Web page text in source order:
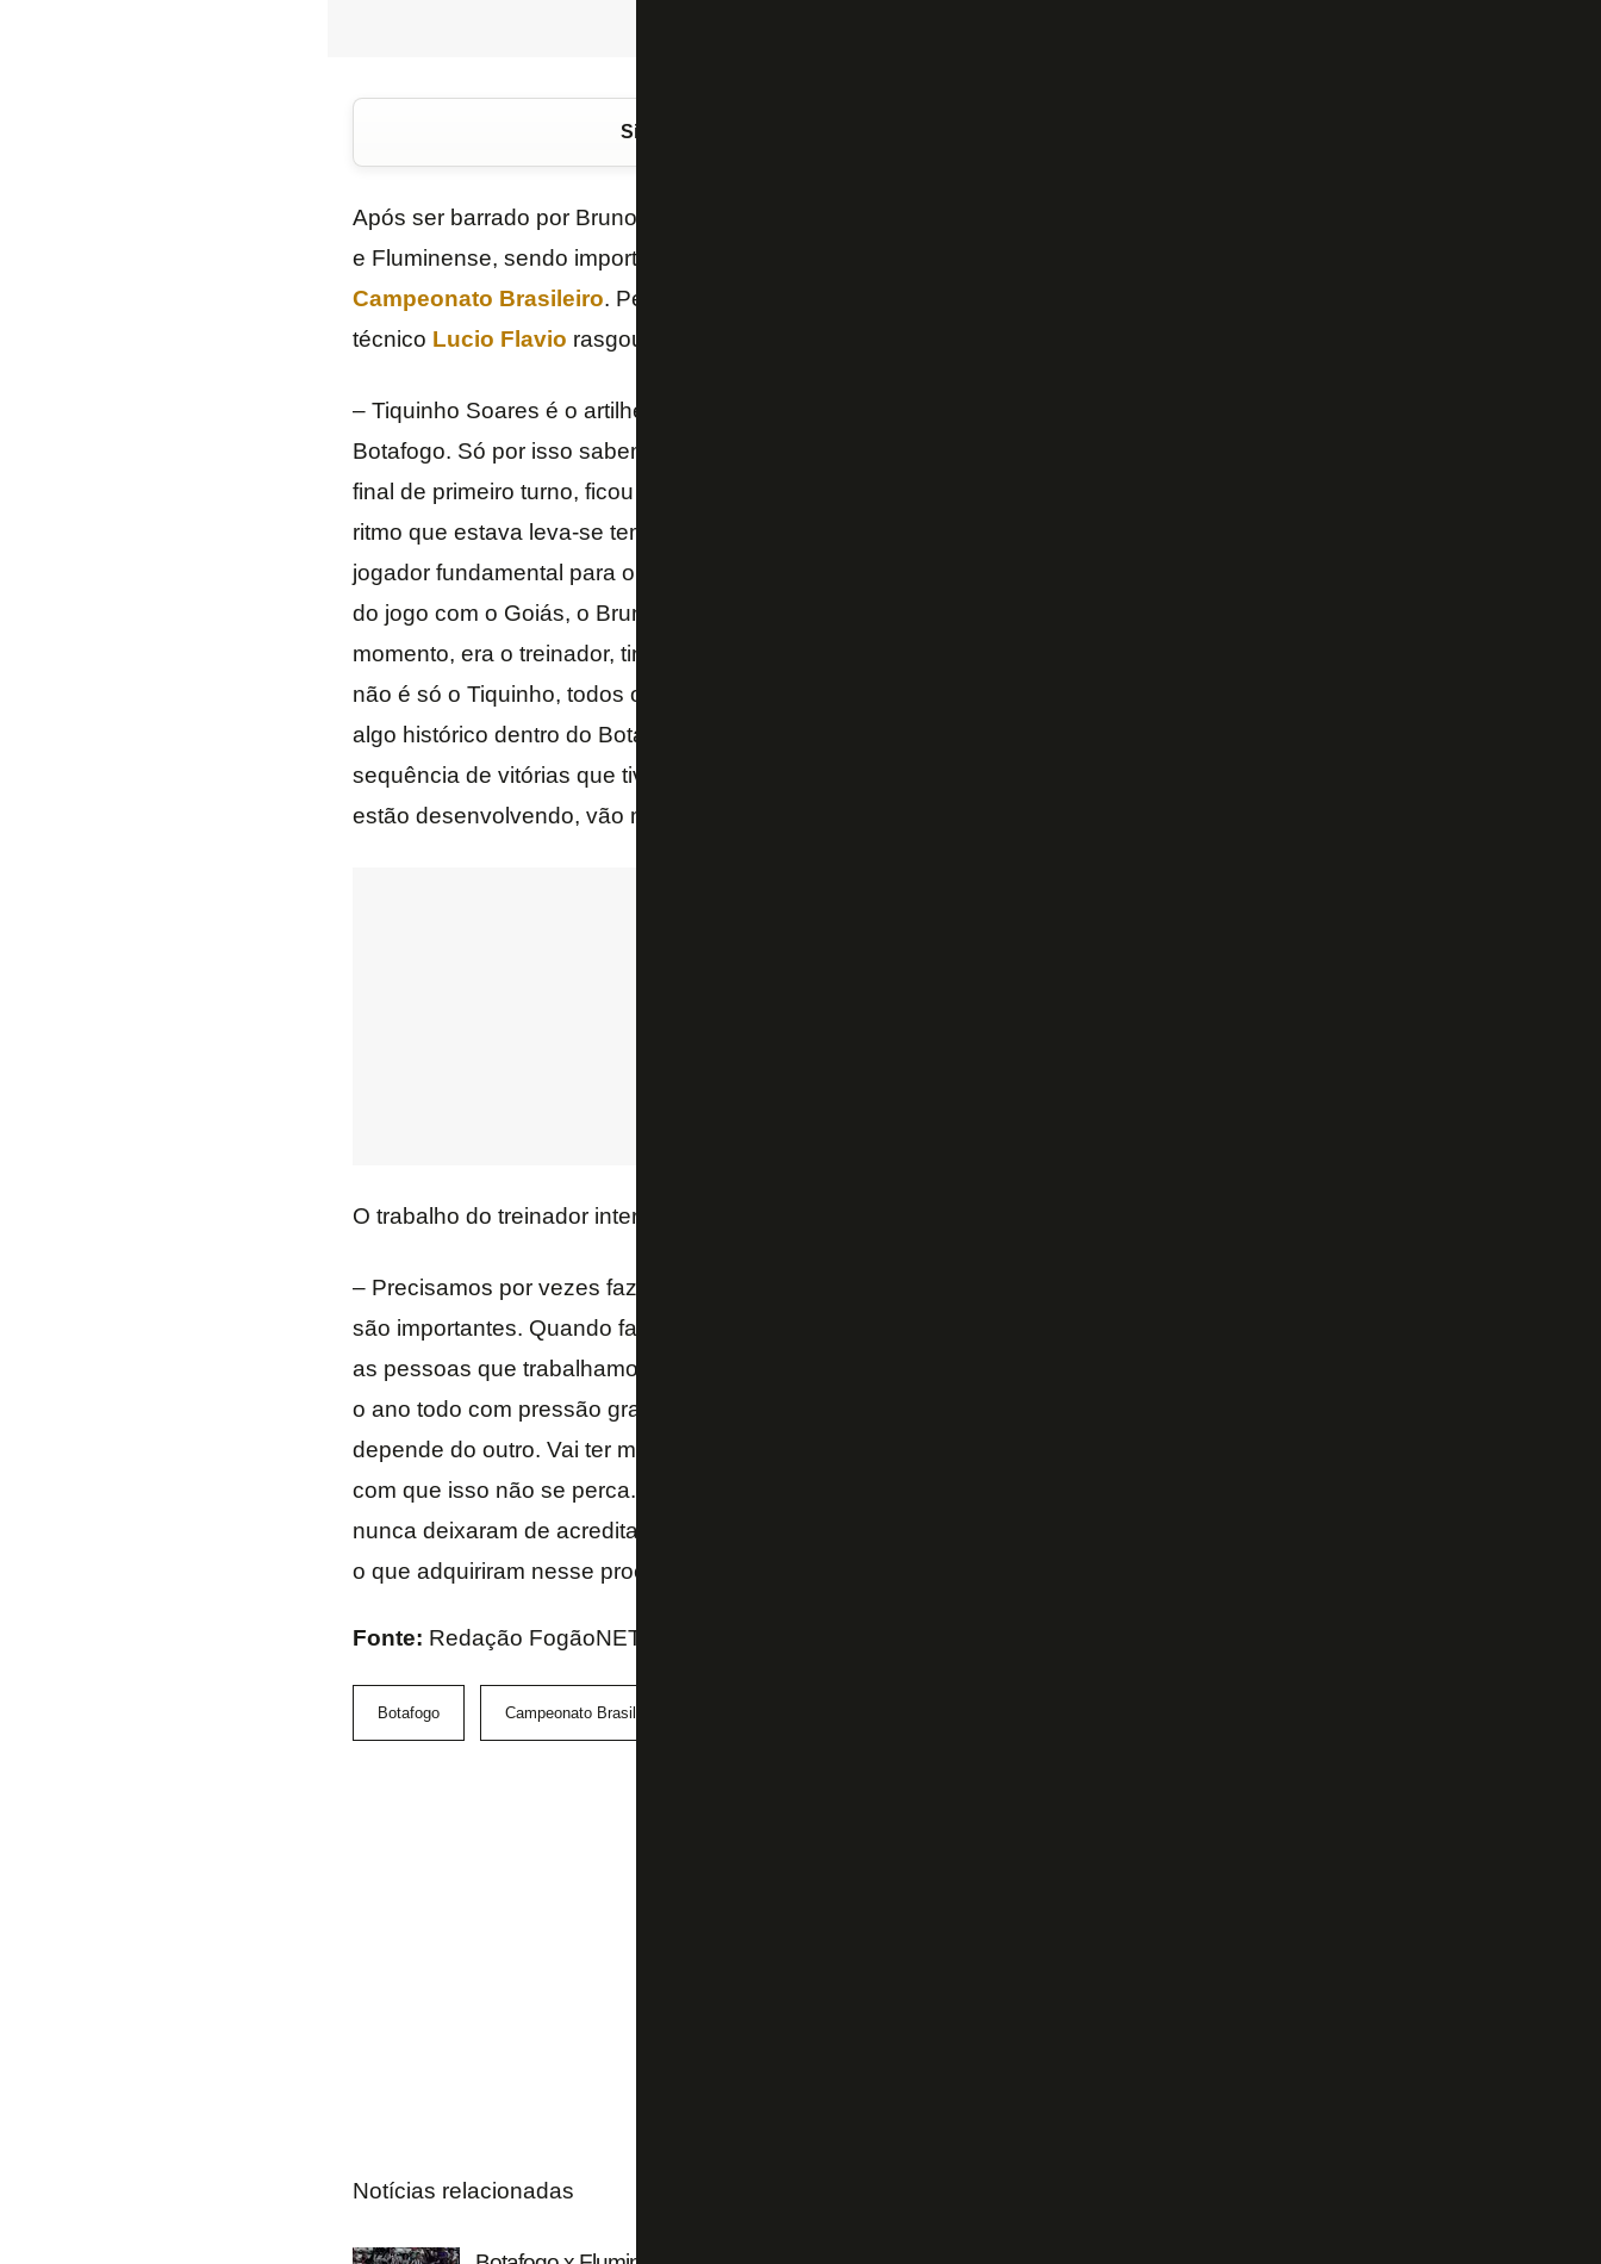
Siga o FogãoNET
Após ser barrado por Bruno Lage,
e Fluminense, sendo importante para o
Campeonato Brasileiro. Perguntado sobre o centroavante na entrevista coletiva, o
técnico Lucio Flavio rasgou elogios.
– Tiquinho Soares é o artilheiro da competição, é um jogador muito importante para o
Botafogo. Só por isso sabemos que passou por situação de lesão, em momento de
final de primeiro turno, ficou afastado, é natural que qualquer jogador que lesiona no
ritmo que estava leva-se tempo para voltar a ter condição natural. Sabemos que é um
jogador fundamental para o trabalho, para o que o clube está vivendo. Sobre a escolha
do jogo com o Goiás, o Bruno (Lage) deu explicações do que entendia para o
momento, era o treinador, tinha decisão a ser tomada. Na realidade, o que passa é que
não é só o Tiquinho, todos os jogadores são importantes. É um grupo que está fazendo
algo histórico dentro do Botafogo, de atingir o que atingiram no primeiro turno, a
sequência de vitórias que tiveram em casa. Acredito no potencial e no trabalho que
estão desenvolvendo, vão manter até o fim da competição – aposta Lucio Flavio.
O trabalho do treinador interino passa muito por transmitir confiança a todo o elenco.
– Precisamos por vezes fazer com que as pessoas que estão, somos um grupo, todos
são importantes. Quando falamos família, é porque passamos muito mais tempo com
as pessoas que trabalhamos, o ambiente tem que ser o melhor possível. Trabalhamos
o ano todo com pressão grande em relação a resultados, um precisa do outro,
depende do outro. Vai ter momento que não está tão bem, o outro vai puxar. É fazer
com que isso não se perca. Tivemos um mês diferente em termos de resultados, mas
nunca deixaram de acreditar, de trabalhar, é o que precisamos, de foco e intensidade, é
o que adquiriram nesse processo até chegar a esse momento – diz.
Fonte: Redação FogãoNET
Botafogo Campeonato Brasileiro
Notícias relacionadas